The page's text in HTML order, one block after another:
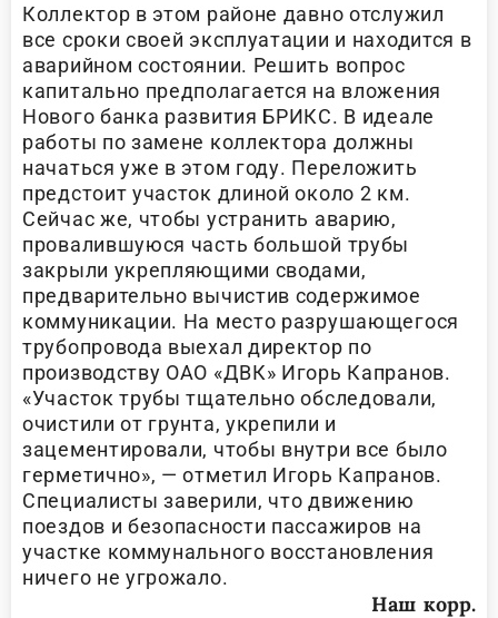
Коллектор в этом районе давно отслужил
все сроки своей эксплуатации и находится в
аварийном состоянии. Решить вопрос
капитально предполагается на вложения
Нового банка развития БРИКС. В идеале
работы по замене коллектора должны
начаться уже в этом году. Переложить
предстоит участок длиной около 2 км.
Сейчас же, чтобы устранить аварию,
провалившуюся часть большой трубы
закрыли укрепляющими сводами,
предварительно вычистив содержимое
коммуникации. На место разрушающегося
трубопровода выехал директор по
производству ОАО «ДВК» Игорь Капранов.
«Участок трубы тщательно обследовали,
очистили от грунта, укрепили и
зацементировали, чтобы внутри все было
герметично», — отметил Игорь Капранов.
Специалисты заверили, что движению
поездов и безопасности пассажиров на
участке коммунального восстановления
ничего не угрожало.
Наш корр.